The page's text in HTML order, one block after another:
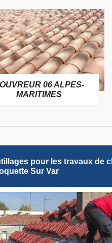
06 ALPES-
MARITIMES
pour les travaux de
Sur Var